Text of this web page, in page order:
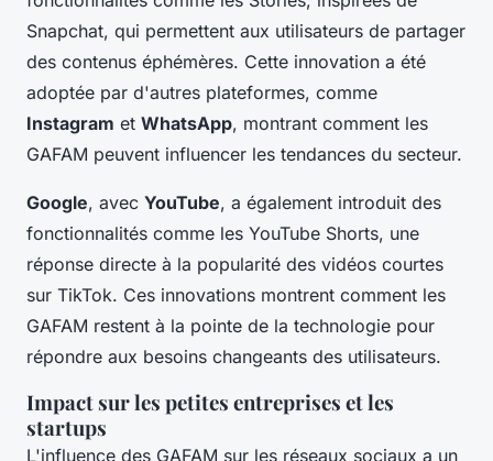
Snapchat, qui permettent aux utilisateurs de partager
des contenus éphémères. Cette innovation a été
adoptée par d'autres plateformes, comme
Instagram et WhatsApp, montrant comment les
GAFAM peuvent influencer les tendances du secteur.
Google, avec YouTube, a également introduit des
fonctionnalités comme les YouTube Shorts, une
réponse directe à la popularité des vidéos courtes
sur TikTok. Ces innovations montrent comment les
GAFAM restent à la pointe de la technologie pour
répondre aux besoins changeants des utilisateurs.
Impact sur les petites entreprises et les
startups
L'influence des GAFAM sur les réseaux sociaux a un